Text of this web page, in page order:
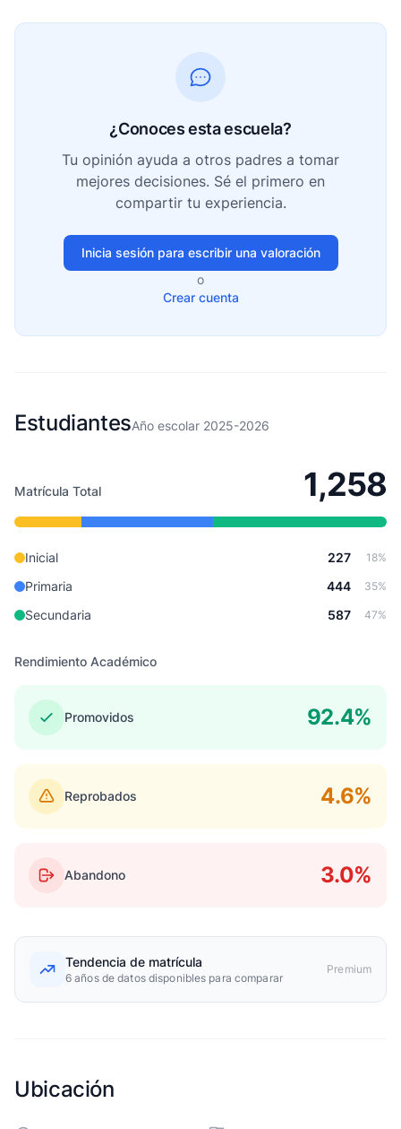
¿Conoces esta escuela?
Tu opinión ayuda a otros padres a tomar
mejores decisiones. Sé el primero en
compartir tu experiencia.
Inicia sesión para escribir una valoración
o
Crear cuenta
EstudiantesAño escolar 2025-2026
Matrícula Total 1,258
Inicial 227 18%
Primaria 444 35%
Secundaria 587 47%
Rendimiento Académico
Promovidos 92.4%
Reprobados 4.6%
Abandono 3.0%
Tendencia de matrícula
6 años de datos disponibles para comparar
Premium
Ubicación